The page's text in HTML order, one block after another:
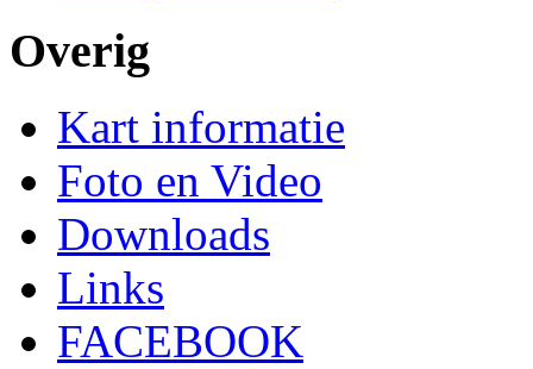
Overig
Kart informatie
Foto en Video
Downloads
Links
FACEBOOK